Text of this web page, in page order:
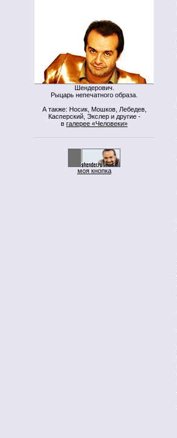
Шендерович.
Рыцарь непечатного образа.
А также: Носик, Мошков, Лебедев,
Касперский, Экслер и другие -
в галерее «Человеки»
моя кнопка